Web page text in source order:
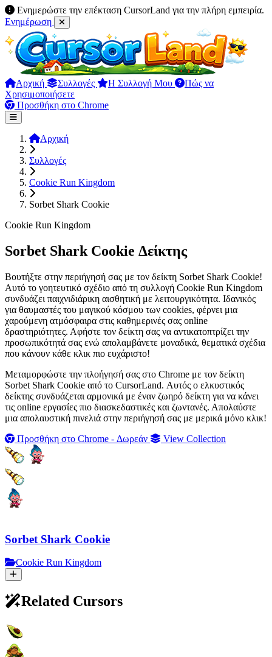
Ενημερώστε την επέκταση CursorLand για την πλήρη εμπειρία.
Ενημέρωση
Αρχική Συλλογές Η Συλλογή Μου
Πώς να
Χρησιμοποιήσετε
Προσθήκη στο Chrome
Αρχική
Συλλογές
Cookie Run Kingdom
Sorbet Shark Cookie
Cookie Run Kingdom
Sorbet Shark Cookie Δείκτης
Βουτήξτε στην περιήγησή σας με τον δείκτη Sorbet Shark Cookie!
Αυτό το γοητευτικό σχέδιο από τη συλλογή Cookie Run Kingdom
συνδυάζει παιχνιδιάρικη αισθητική με λειτουργικότητα. Ιδανικός
για θαυμαστές του μαγικού κόσμου των cookies, φέρνει μια
χαρούμενη ατμόσφαιρα στις καθημερινές σας online
δραστηριότητες. Αφήστε τον δείκτη σας να αντικατοπτρίζει την
προσωπικότητά σας ενώ απολαμβάνετε μοναδικά, θεματικά σχέδια
που κάνουν κάθε κλικ πιο ευχάριστο!
Μεταμορφώστε την πλοήγησή σας στο Chrome με τον δείκτη
Sorbet Shark Cookie από το CursorLand. Αυτός ο ελκυστικός
δείκτης συνδυάζεται αρμονικά με έναν ζωηρό δείκτη για να κάνει
τις online εργασίες πιο διασκεδαστικές και ζωντανές. Απολαύστε
μια απολαυστική πινελιά στην περιήγησή σας με μερικά μόνο κλικ!
Προσθήκη στο Chrome - Δωρεάν
View Collection
Sorbet Shark Cookie
Cookie Run Kingdom
Related Cursors